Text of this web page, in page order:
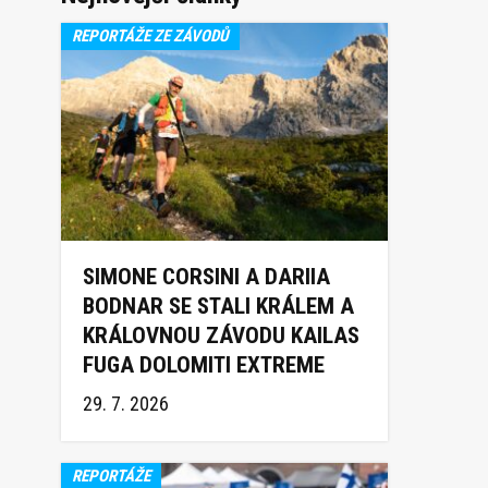
REPORTÁŽE ZE ZÁVODŮ
SIMONE CORSINI A DARIIA
BODNAR SE STALI KRÁLEM A
KRÁLOVNOU ZÁVODU KAILAS
FUGA DOLOMITI EXTREME
TRAIL 2026
29. 7. 2026
REPORTÁŽE